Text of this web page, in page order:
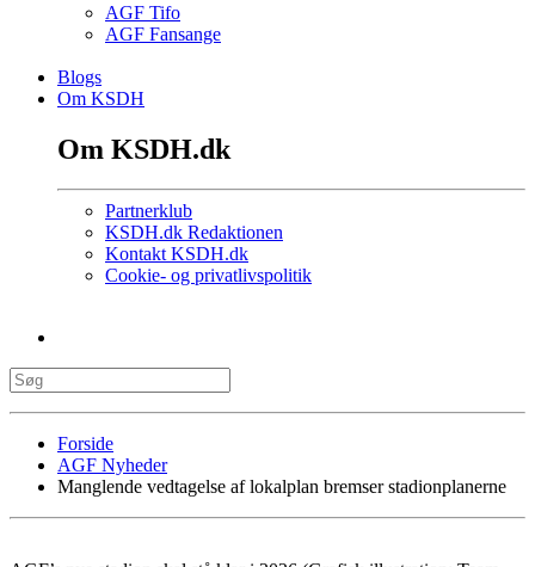
AGF Tifo
AGF Fansange
Blogs
Om KSDH
Om KSDH.dk
Partnerklub
KSDH.dk Redaktionen
Kontakt KSDH.dk
Cookie- og privatlivspolitik
Forside
AGF Nyheder
Manglende vedtagelse af lokalplan bremser stadionplanerne